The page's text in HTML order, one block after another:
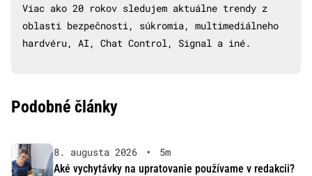
Viac ako 20 rokov sledujem aktuálne trendy z
oblasti bezpečnosti, súkromia, multimediálneho
hardvéru, AI, Chat Control, Signal a iné.
Podobné články
8. augusta 2026 •
5m
Aké vychytávky na upratovanie používame v redakcii?